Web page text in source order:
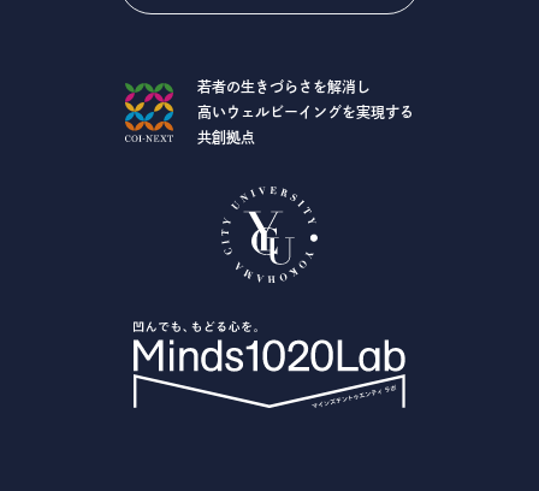
若者の生きづらさを解消し
高いウェルビーイングを実現する
共創拠点